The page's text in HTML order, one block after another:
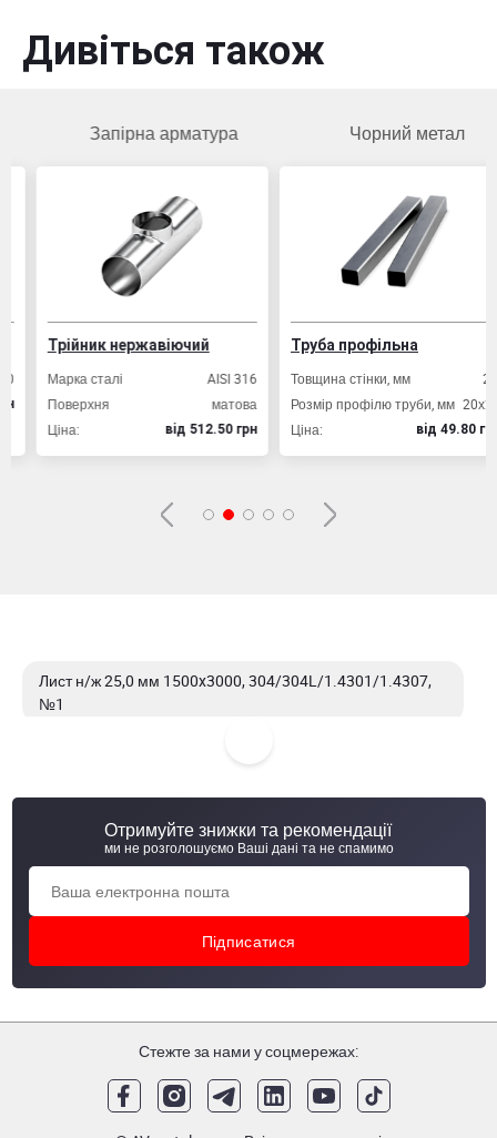
Дивіться також
Запірна арматура
Трійник нержавіючий
Марка сталі
AISI 316
Поверхня
матова
Ціна:
вiд 512.50 грн
Чорний метал
Труба профільна
Товщина стінки, мм
Розмір профілю труби, мм
20х20
Ціна:
вiд 49.80 грн
Лист н/ж 25,0 мм 1500x3000, 304/304L/1.4301/1.4307,
№1
Лист н/ж 30,0 мм 1500x3000, 321/1.4541, №1
Лист н/ж 40,0 мм 1500x3000, 304/304L/1.4301/1.4307,
№1
Отримуйте знижки та рекомендації
ми не розголошуємо Ваші дані та не спамимо
Стежте за нами у соцмережах: